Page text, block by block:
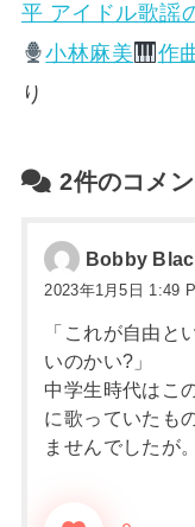
平 アイドル歌謡
小林麻美
作
り
2件のコメン
Bobby
2023年1月5日 1:49
「これが自由と
いのかい?」
中学生時代はこ
に歌っていたも
ませんでしたが。